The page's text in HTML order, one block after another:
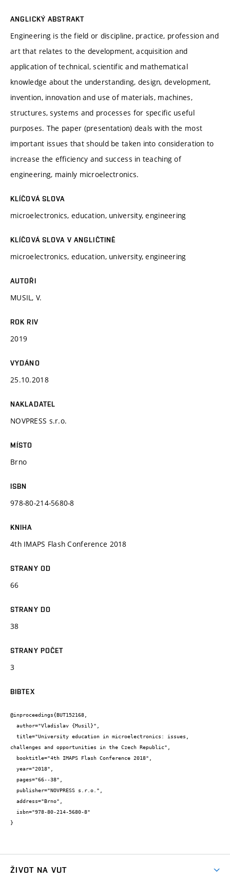
ANGLICKÝ ABSTRAKT
Engineering is the field or discipline, practice, profession and
art that relates to the development, acquisition and
application of technical, scientific and mathematical
knowledge about the understanding, design, development,
invention, innovation and use of materials, machines,
structures, systems and processes for specific useful
purposes. The paper (presentation) deals with the most
important issues that should be taken into consideration to
increase the efficiency and success in teaching of
engineering, mainly microelectronics.
KLÍČOVÁ SLOVA
microelectronics, education, university, engineering
KLÍČOVÁ SLOVA V ANGLIČTINĚ
microelectronics, education, university, engineering
AUTOŘI
MUSIL, V.
ROK RIV
2019
VYDÁNO
25.10.2018
NAKLADATEL
NOVPRESS s.r.o.
MÍSTO
Brno
ISBN
978-80-214-5680-8
KNIHA
4th IMAPS Flash Conference 2018
STRANY OD
66
STRANY DO
38
STRANY POČET
3
BIBTEX
@inproceedings{BUT152168,
challenges and opportunities in the Czech Republic",
}
ŽIVOT NA VUT